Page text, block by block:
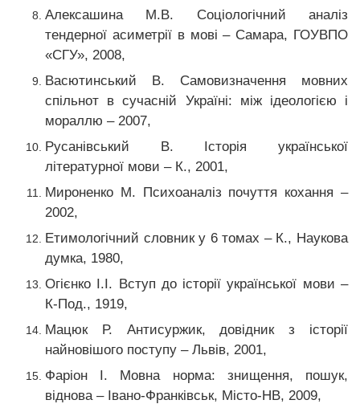
Алексашина М.В. Соціологічний аналіз
тендерної асиметрії в мові – Самара, ГОУВПО
«СГУ», 2008,
Васютинський В. Самовизначення мовних
спільнот в сучасній Україні: між ідеологією і
мораллю – 2007,
Русанівський В. Історія української
літературної мови – К., 2001,
Мироненко М. Психоаналіз почуття кохання –
2002,
Етимологічний словник у 6 томах – К., Наукова
думка, 1980,
Огієнко І.І. Вступ до історії української мови –
К-Под., 1919,
Мацюк Р. Антисуржик, довідник з історії
найновішого поступу – Львів, 2001,
Фаріон І. Мовна норма: знищення, пошук,
віднова – Івано-Франківськ, Місто-НВ, 2009,